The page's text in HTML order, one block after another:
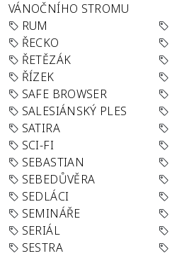
VÁNOČNÍHO STROMU
RUM
ŘECKO
ŘETĚZÁK
ŘÍZEK
SAFE BROWSER
SALESIÁNSKÝ PLES
SATIRA
SCI-FI
SEBASTIAN
SEBEDŮVĚRA
SEDLÁCI
SEMINÁŘE
SERIÁL
SESTRA